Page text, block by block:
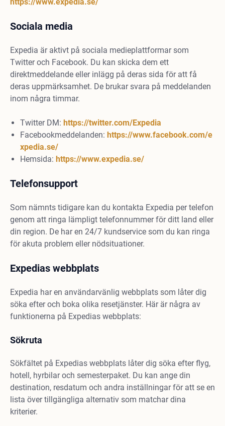
Sociala media
Expedia är aktivt på sociala medieplattformar som
Twitter och Facebook. Du kan skicka dem ett
direktmeddelande eller inlägg på deras sida för att få
deras uppmärksamhet. De brukar svara på meddelanden
inom några timmar.
Twitter DM: https://twitter.com/Expedia
Facebookmeddelanden: https://www.facebook.com/e
xpedia.se/
Hemsida: https://www.expedia.se/
Telefonsupport
Som nämnts tidigare kan du kontakta Expedia per telefon
genom att ringa lämpligt telefonnummer för ditt land eller
din region. De har en 24/7 kundservice som du kan ringa
för akuta problem eller nödsituationer.
Expedias webbplats
Expedia har en användarvänlig webbplats som låter dig
söka efter och boka olika resetjänster. Här är några av
funktionerna på Expedias webbplats:
Sökruta
Sökfältet på Expedias webbplats låter dig söka efter flyg,
hotell, hyrbilar och semesterpaket. Du kan ange din
destination, resdatum och andra inställningar för att se en
lista över tillgängliga alternativ som matchar dina
kriterier.